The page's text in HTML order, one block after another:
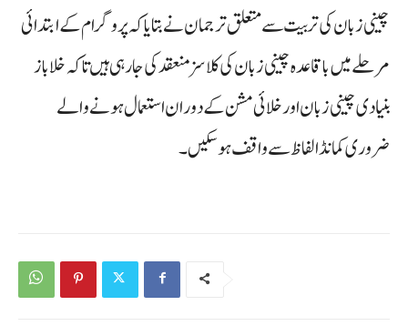
چینی زبان کی تربیت سے متعلق ترجمان نے بتایا کہ پروگرام کے ابتدائی
مرحلے میں باقاعدہ چینی زبان کی کلاسز منعقد کی جا رہی ہیں تاکہ خلا باز
بنیادی چینی زبان اور خلائی مشن کے دوران استعمال ہونے والے
ضروری کمانڈ الفاظ سے واقف ہو سکیں۔